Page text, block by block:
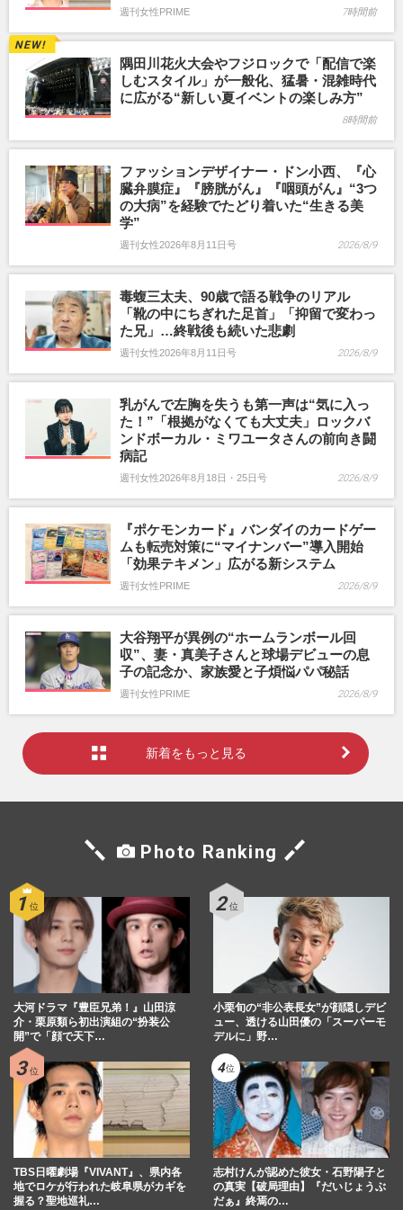
週刊女性PRIME 7時間前
隅田川花火大会やフジロックで「配信で楽
しむスタイル」が一般化、猛暑・混雑時代
に広がる“新しい夏イベントの楽しみ方”
8時間前
ファッションデザイナー・ドン小西、『心
臓弁膜症』『膀胱がん』『咽頭がん』“3つ
の大病”を経験でたどり着いた“生きる美
学”
週刊女性2026年8月11日号 2026/8/9
毒蝮三太夫、90歳で語る戦争のリアル
「靴の中にちぎれた足首」「抑留で変わっ
た兄」…終戦後も続いた悲劇
週刊女性2026年8月11日号 2026/8/9
乳がんで左胸を失うも第一声は“気に入っ
た！”「根拠がなくても大丈夫」ロックバ
ンドボーカル・ミワユータさんの前向き闘
病記
週刊女性2026年8月18日・25日号 2026/8/9
『ポケモンカード』バンダイのカードゲー
ムも転売対策に“マイナンバー”導入開始
「効果テキメン」広がる新システム
週刊女性PRIME 2026/8/9
大谷翔平が異例の“ホームランボール回
収”、妻・真美子さんと球場デビューの息
子の記念か、家族愛と子煩悩パパ秘話
週刊女性PRIME 2026/8/9
新着をもっと見る
Photo Ranking
大河ドラマ『豊臣兄弟！』山田涼
介・栗原類ら初出演組の“扮装公
開”で「顔で天下…
小栗旬の“非公表長女”が顔隠しデビ
ュー、透ける山田優の「スーパーモ
デルに」野…
TBS日曜劇場『VIVANT』、県内各
地でロケが行われた岐阜県がカギを
握る？聖地巡礼…
志村けんが認めた彼女・石野陽子と
の真実【破局理由】『だいじょうぶ
だぁ』終焉の…